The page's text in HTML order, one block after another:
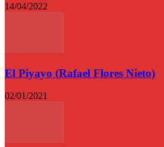
14/04/2022
El Piyayo (Rafael Flores Nieto)
02/01/2021